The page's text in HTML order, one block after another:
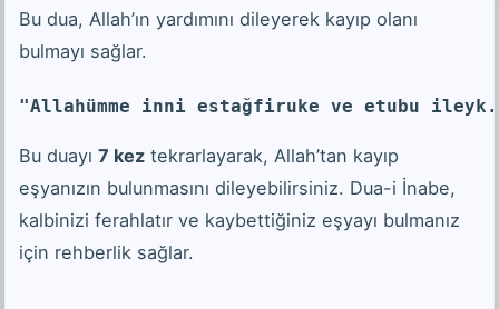
Bu dua, Allah’ın yardımını dileyerek kayıp olanı
bulmayı sağlar.
"Allahümme inni estağfiruke ve etubu ileyk.
Bu duayı 7 kez tekrarlayarak, Allah’tan kayıp
eşyanızın bulunmasını dileyebilirsiniz. Dua-i İnabe,
kalbinizi ferahlatır ve kaybettiğiniz eşyayı bulmanız
için rehberlik sağlar.